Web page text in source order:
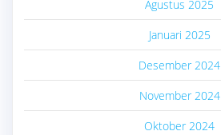
Agustus 2025
Januari 2025
Desember 2024
November 2024
Oktober 2024